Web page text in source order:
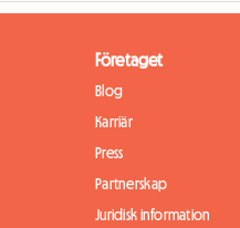
Företaget
Blog
Karriär
Press
Partnerskap
Juridisk information